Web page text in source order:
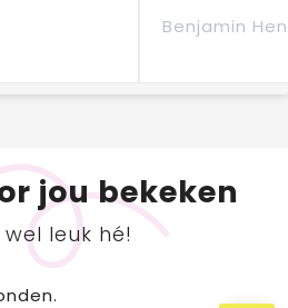
Benjamin
jou bekeken
leuk hé!